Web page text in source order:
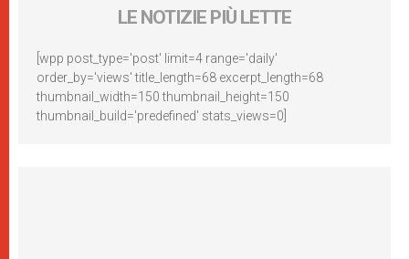
LE NOTIZIE PIÙ LETTE
[wpp post_type='post' limit=4 range='daily'
order_by='views' title_length=68 excerpt_length=68
thumbnail_width=150 thumbnail_height=150
thumbnail_build='predefined' stats_views=0]